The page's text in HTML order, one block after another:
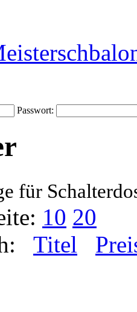
Passwort:
für
10 20
Titel